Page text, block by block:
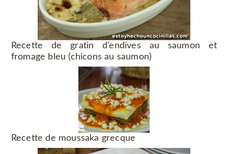
Recette de gratin d’endives au saumon et
fromage bleu (chicons au saumon)
Recette de moussaka grecque